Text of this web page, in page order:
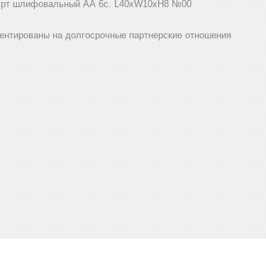
шлифовальный АА 6с. L40xW10xH8 №00
на долгосрочные партнерские отношения